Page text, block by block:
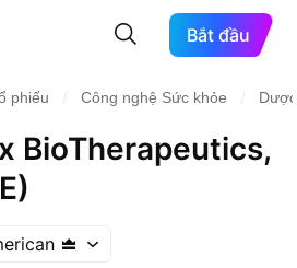
Bắt đầu
phiếu Công nghệ Sức khỏe
BioTherapeutics,